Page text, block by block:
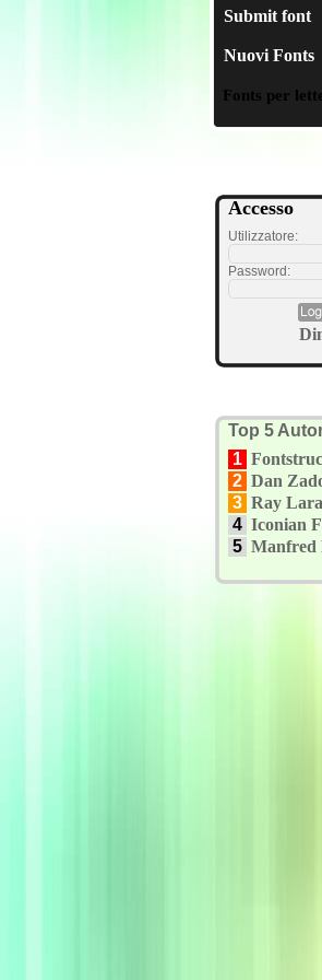
Submit font
Nuovi Fonts
Fonts per
Accesso
Utilizzatore:
Password:
Top 5
1
2 Dan
3 Ray
4 Iconian
5 Manfred